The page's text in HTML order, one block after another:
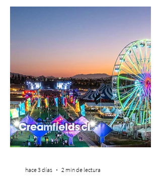
hace 3 días 2 min de lectura